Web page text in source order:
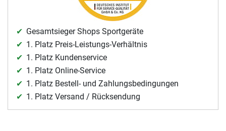
Gesamtsieger Shops Sportgeräte
1. Platz Preis-Leistungs-Verhältnis
1. Platz Kundenservice
1. Platz Online-Service
1. Platz Bestell- und Zahlungsbedingungen
1. Platz Versand / Rücksendung